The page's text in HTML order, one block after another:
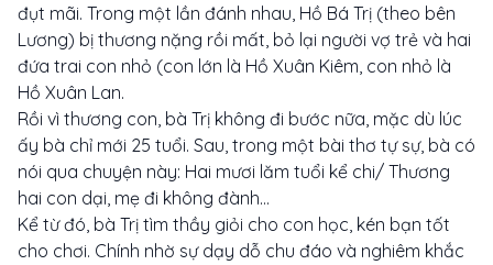
đụt mãi. Trong một lần đánh nhau, Hồ Bá Trị (theo bên
Lương) bị thương nặng rồi mất, bỏ lại người vợ trẻ và hai
đứa trai con nhỏ (con lớn là Hồ Xuân Kiêm, con nhỏ là
Hồ Xuân Lan.
Rồi vì thương con, bà Trị không đi bước nữa, mặc dù lúc
ấy bà chỉ mới 25 tuổi. Sau, trong một bài thơ tự sự, bà có
nói qua chuyện này: Hai mươi lăm tuổi kể chi/ Thương
hai con dại, mẹ đi không đành…
Kể từ đó, bà Trị tìm thầy giỏi cho con học, kén bạn tốt
cho chơi. Chính nhờ sự dạy dỗ chu đáo và nghiêm khắc